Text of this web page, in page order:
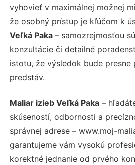
vyhovieť v maximálnej možnej
že osobný prístup je kľúčom k
Veľká Paka – samozrejmosťou
konzultácie či detailné
istotu, že výsledok bude presne
predstáv.
Maliar izieb Veľká Paka –
skúseností, odbornosti a
správnej adrese – www.moj-
garantujeme vám vysokú
korektné jednanie od prvého